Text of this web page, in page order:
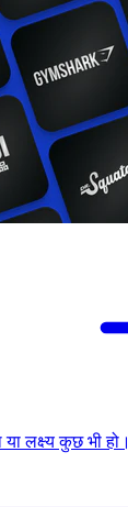
लक्ष्य कुछ भी हो।